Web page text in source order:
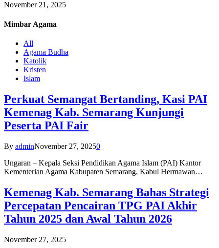
November 21, 2025
Mimbar Agama
All
Agama Budha
Katolik
Kristen
Islam
Perkuat Semangat Bertanding, Kasi PAI
Kemenag Kab. Semarang Kunjungi
Peserta PAI Fair
By adminNovember 27, 20250
Ungaran – Kepala Seksi Pendidikan Agama Islam (PAI) Kantor
Kementerian Agama Kabupaten Semarang, Kabul Hermawan…
Kemenag Kab. Semarang Bahas Strategi
Percepatan Pencairan TPG PAI Akhir
Tahun 2025 dan Awal Tahun 2026
November 27, 2025